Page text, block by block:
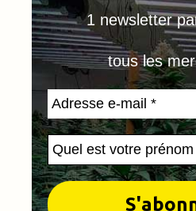
1 newsletter
tous les